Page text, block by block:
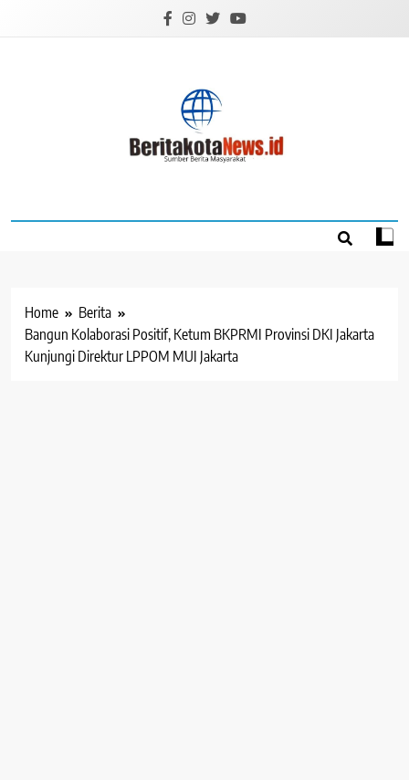
Home
Berita
Bangun Kolaborasi Positif, Ketum BKPRMI Provinsi DKI Jakarta
Kunjungi Direktur LPPOM MUI Jakarta